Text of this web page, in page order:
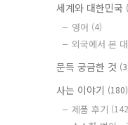
세계와 대한민국
영어 (4)
외국에서 본
문득 궁금한 것
사는 이야기 (180)
제품 후기